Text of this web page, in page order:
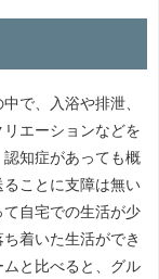
で、入浴や排泄、
エーションなどを
知症があっても概
ことに支障は無い
自宅での生活が少
着いた生活ができ
と比べると、グル